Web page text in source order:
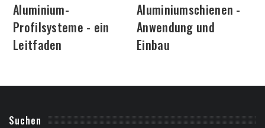
Aluminium-
Profilsysteme - ein
Leitfaden
Aluminiumschienen -
Anwendung und
Einbau
Suchen